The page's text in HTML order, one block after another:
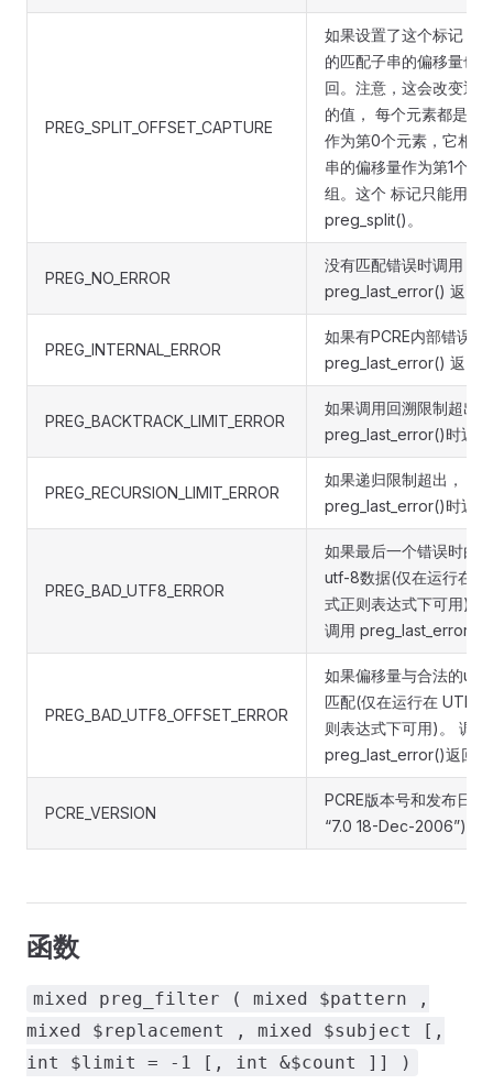
PREG_SPLIT_OFFSET_CAPTURE
如果设置了这个标记，
的匹配子串的偏移量也
回。注意，这会改变返
的值， 每个元素都是由
作为第0个元素，它相对
串的偏移量作为第1个元
组。这个 标记只能用于
preg_split()。
PREG_NO_ERROR
没有匹配错误时调用
preg_last_error() 返回
PREG_INTERNAL_ERROR
如果有PCRE内部错误时
preg_last_error() 返回
PREG_BACKTRACK_LIMIT_ERROR
如果调用回溯限制超出
preg_last_error()时返
PREG_RECURSION_LIMIT_ERROR
如果递归限制超出， 调
preg_last_error()时返
PREG_BAD_UTF8_ERROR
如果最后一个错误时由
utf-8数据(仅在运行在
式正则表达式下可用)。
调用 preg_last_error()
PREG_BAD_UTF8_OFFSET_ERROR
如果偏移量与合法的
匹配(仅在运行在 UTF-8
则表达式下可用)。 调用
preg_last_error()返回。
PCRE_VERSION
PCRE版本号和发布日期
“7.0 18-Dec-2006”)。
函数
mixed preg_filter ( mixed $pattern ,
mixed $replacement , mixed $subject [,
int $limit = -1 [, int &$count ]] )